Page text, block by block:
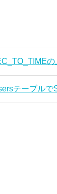
の
テーブルで